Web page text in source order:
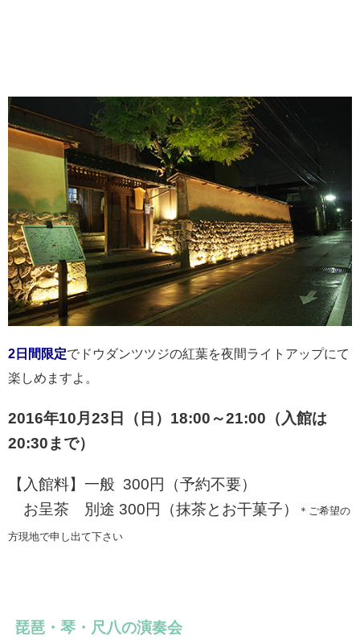
2日間限定でドウダンツツジの紅葉を夜間ライトアップにて
楽しめますよ。
2016年10月23日（日）18:00～21:00（入館は
20:30まで）
【入館料】一般 300円（予約不要）
お呈茶 別途 300円（抹茶とお干菓子） ＊ご希望の
方現地で申し出て下さい
琵琶・琴・尺八の演奏会